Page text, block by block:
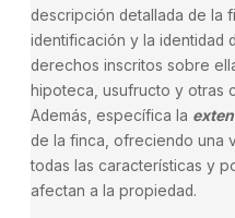
descripción detallada de la
identificación y la identidad
derechos inscritos sobre
hipoteca, usufructo y otras
Además, específica la
de la finca, ofreciendo una
todas las características y
afectan a la propiedad.